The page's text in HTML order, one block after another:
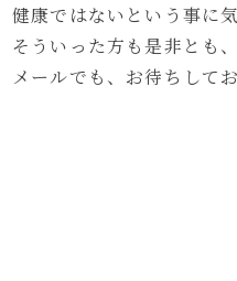
健康ではないという事に
そういった方も是非とも
メールでも、お待ちしてお